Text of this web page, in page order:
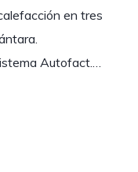
en tres
Autofact.…